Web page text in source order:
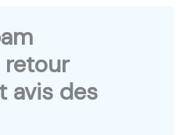
retour
avis des